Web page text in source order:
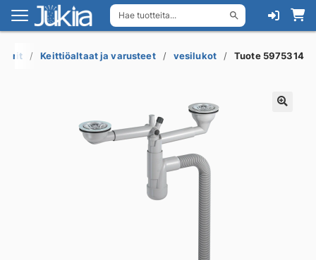
Hae tuotteita...
Siirry
navigointiin
Siirry
sisältöön
Keittiöaltaat ja varusteet vesilukot Tuote 5975314